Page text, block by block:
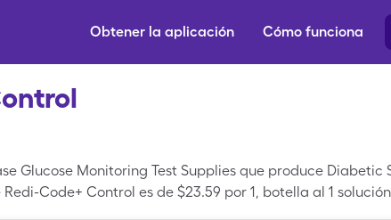
Cómo funciona
Obtener la aplicación
Glucose Monitoring Test Supplies que produce Diabetic
Code+ Control es de $23.59 por 1, botella al 1